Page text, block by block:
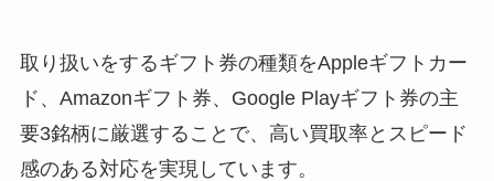
取り扱いをするギフト券の種類をAppleギフトカー
ド、Amazonギフト券、Google Playギフト券の主
要3銘柄に厳選することで、高い買取率とスピード
感のある対応を実現しています。